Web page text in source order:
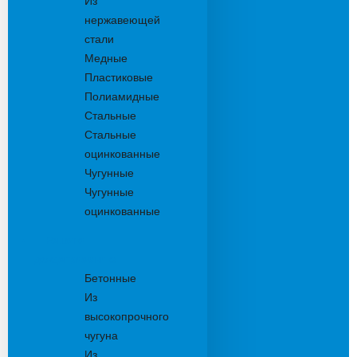
нержавеющей
стали
Медные
Пластиковые
Полиамидные
Стальные
Стальные
оцинкованные
Чугунные
Чугунные
оцинкованные
Бетонные
Из
высокопрочного
чугуна